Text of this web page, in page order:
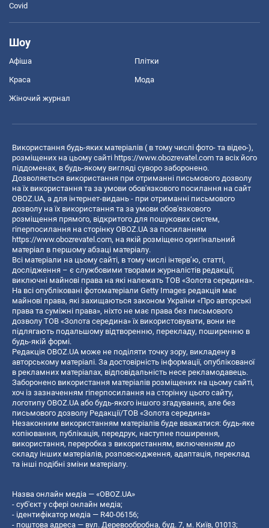
Covid
Шоу
Афіша Плітки
Краса Мода
Жіночий журнал
Використання будь-яких матеріалів ( в тому числі фото- та відео-),
розміщених на цьому сайті https://www.obozrevatel.com та всіх його
піддоменах, в будь-якому вигляді суворо заборонено.
Дозволяється використання при отриманні письмового дозволу
на їх використання та за умови обов'язкового посилання на сайт
OBOZ.UA, а для інтернет-видань - при отриманні письмового
дозволу на їх використання та за умови обов'язкового
розміщення прямого, відкритого для пошукових систем,
гіперпосилання на сторінку OBOZ.UA за посиланням
https://www.obozrevatel.com, на якій розміщено оригінальний
матеріал в першому абзаці матеріалу.
Всі матеріали на цьому сайті, в тому числі інтерв’ю, статті,
дослідження – є службовими творами журналістів редакції,
виключні майнові права на які належать ТОВ «Золота середина».
На всі опубліковані фотоматеріали Getty Images редакція має
майнові права, які захищаються законом України «Про авторські
права та суміжні права», ніхто не має права без письмового
дозволу ТОВ «Золота середина» їх використовувати, вони не
підлягають подальшому відтворенню, перекладу, поширенню в
будь-якій формі.
Редакція OBOZ.UA може не поділяти точку зору, викладену в
авторському матеріалі. За достовірність інформації, опублікованої
в рекламних матеріалах, відповідальність несе рекламодавець.
Заборонено використання матеріалів розміщених на цьому сайті,
хоч із зазначенням гіперпосилання на сторінку цього сайту,
логотипу OBOZ.UA або будь-якого іншого згадування, але без
письмового дозволу Редакції/ТОВ «Золота середина»
Незаконним використанням матеріалів буде вважатися: будь-яке
копiювання, публiкацiя, передрук, наступне поширення,
використання, переробка з використанням, включенням до
складу інших матеріалів, розповсюдження, адаптація, переклад
та інші подібні зміни матеріалу.
Назва онлайн медіа — «OBOZ.UA»
- суб'єкт у сфері онлайн медіа;
- ідентифікатор медіа — R40-06156;
- поштова адреса — вул. Деревообробна, буд. 7, м. Київ, 01013;